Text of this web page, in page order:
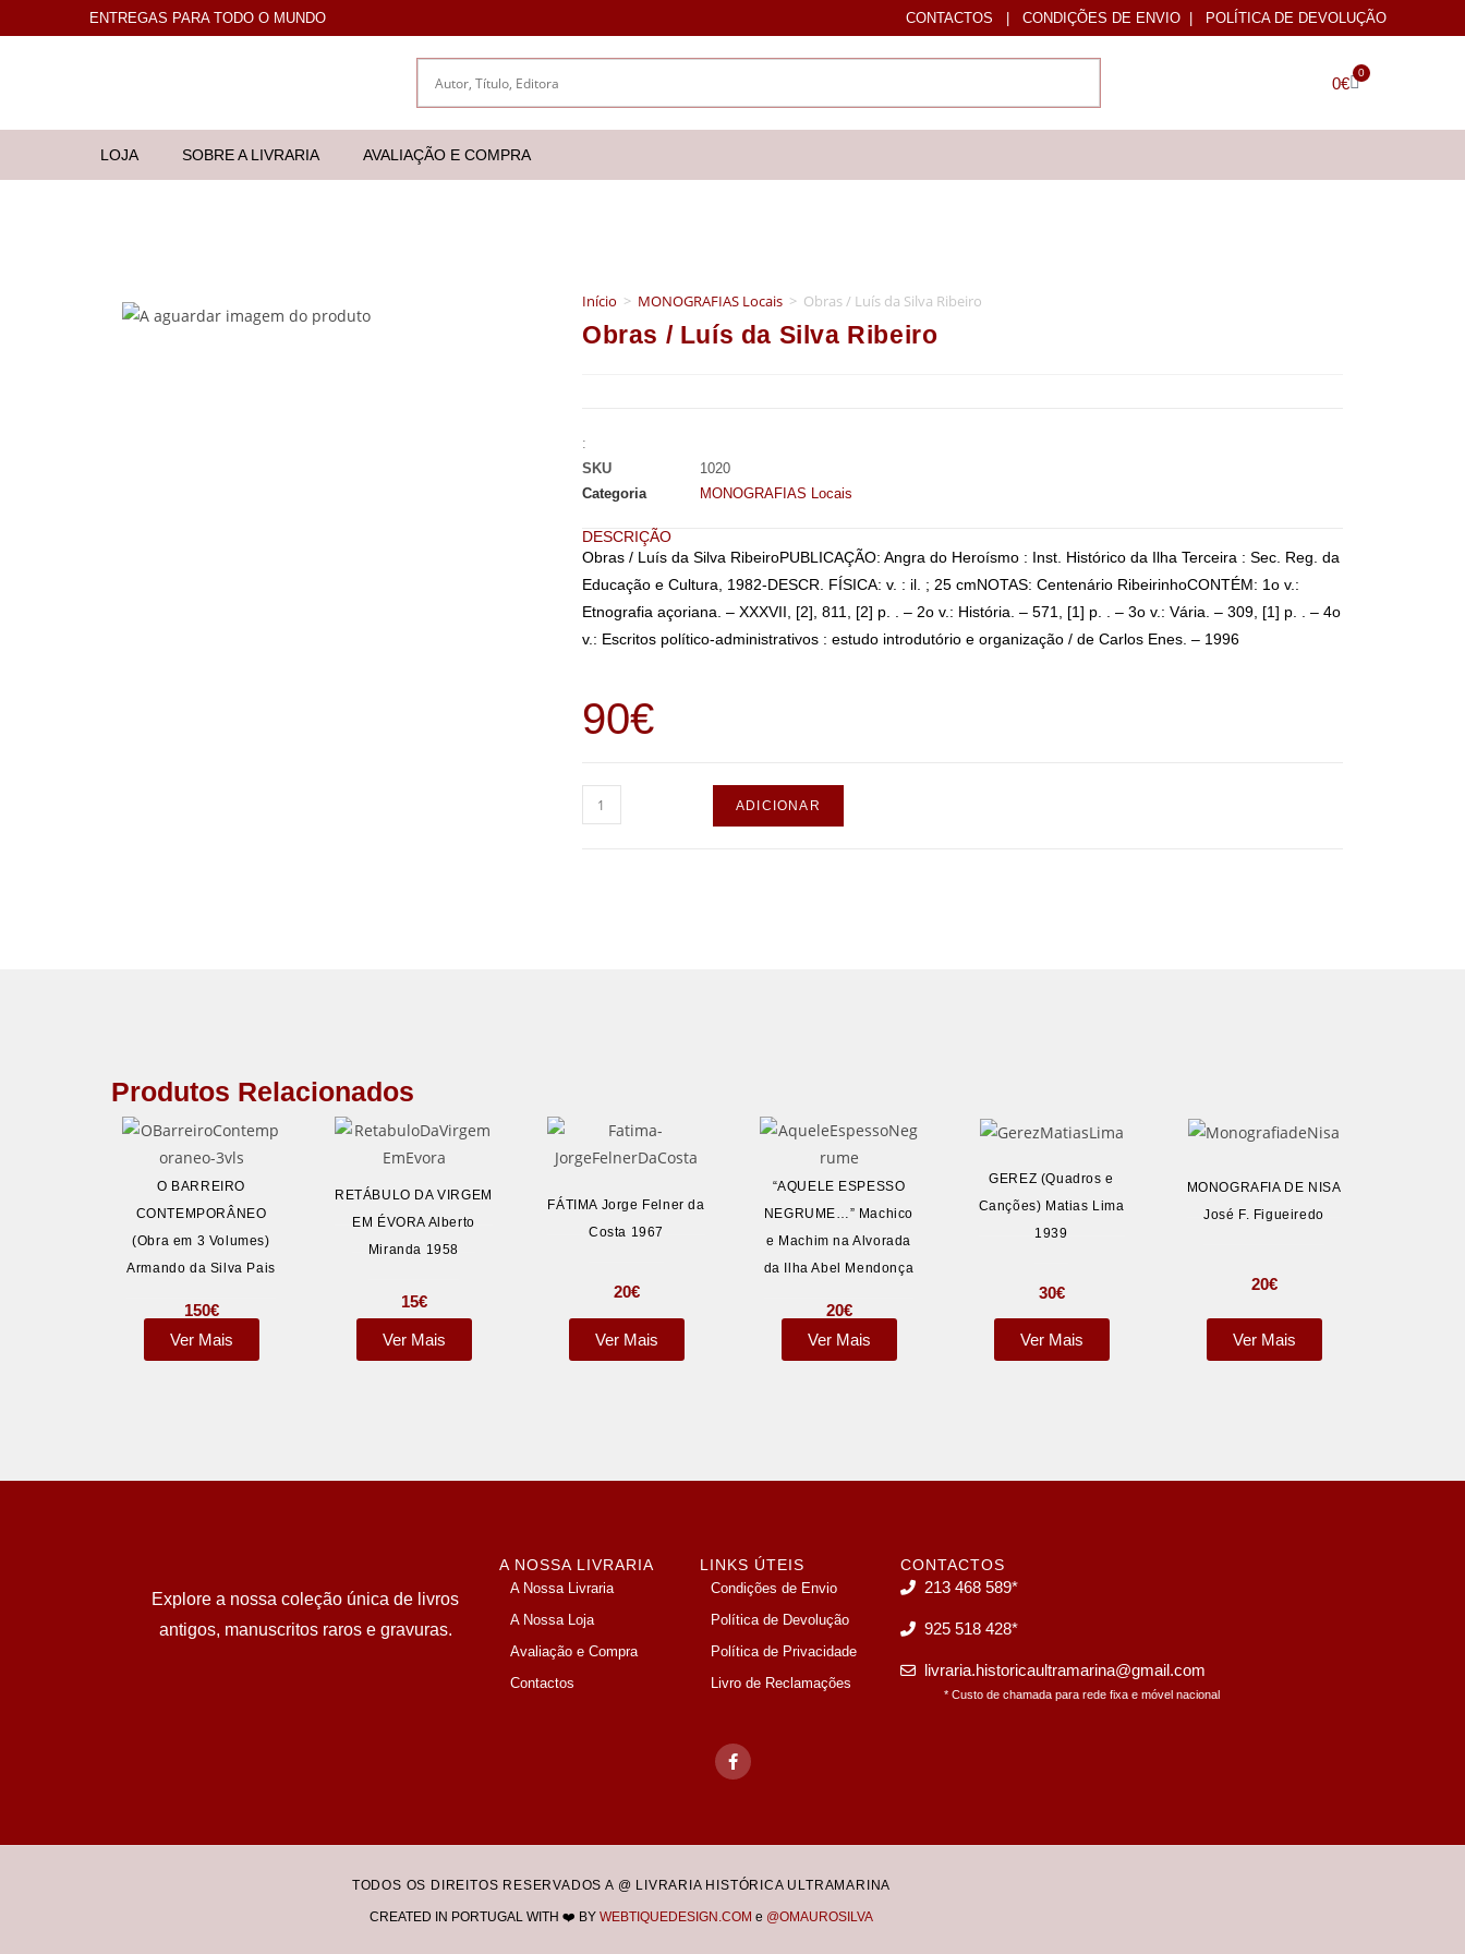
ENTREGAS PARA TODO O MUNDO CONTACTOS | CONDIÇÕES DE ENVIO | POLÍTICA DE DEVOLUÇÃO
0€
0
LOJA SOBRE A LIVRARIA AVALIAÇÃO E COMPRA
Início > MONOGRAFIAS Locais > Obras / Luís da Silva Ribeiro
Obras / Luís da Silva Ribeiro
:
SKU
1020
Categoria
MONOGRAFIAS Locais
DESCRIÇÃO
Obras / Luís da Silva RibeiroPUBLICAÇÃO: Angra do Heroísmo : Inst. Histórico da Ilha Terceira : Sec. Reg. da
Educação e Cultura, 1982-DESCR. FÍSICA: v. : il. ; 25 cmNOTAS: Centenário RibeirinhoCONTÉM: 1o v.:
Etnografia açoriana. – XXXVII, [2], 811, [2] p. . – 2o v.: História. – 571, [1] p. . – 3o v.: Vária. – 309, [1] p. . – 4o
v.: Escritos político-administrativos : estudo introdutório e organização / de Carlos Enes. – 1996
90€
ADICIONAR
Produtos Relacionados
O BARREIRO
CONTEMPORÂNEO
(Obra em 3 Volumes)
Armando da Silva Pais
150€
Ver Mais
RETÁBULO DA VIRGEM
EM ÉVORA Alberto
Miranda 1958
15€
Ver Mais
FÁTIMA Jorge Felner da
Costa 1967
20€
Ver Mais
“AQUELE ESPESSO
NEGRUME…” Machico
e Machim na Alvorada
da Ilha Abel Mendonça
20€
Ver Mais
GEREZ (Quadros e
Canções) Matias Lima
1939
30€
Ver Mais
MONOGRAFIA DE NISA
José F. Figueiredo
20€
Ver Mais
Explore a nossa coleção única de livros
antigos, manuscritos raros e gravuras.
A NOSSA LIVRARIA
A Nossa Livraria
A Nossa Loja
Avaliação e Compra
Contactos
LINKS ÚTEIS
Condições de Envio
Política de Devolução
Política de Privacidade
Livro de Reclamações
CONTACTOS
213 468 589*
925 518 428*
livraria.historicaultramarina@gmail.com
* Custo de chamada para rede fixa e móvel nacional
TODOS OS DIREITOS RESERVADOS A @ LIVRARIA HISTÓRICA ULTRAMARINA
CREATED IN PORTUGAL WITH ❤️ BY WEBTIQUEDESIGN.COM e @OMAUROSILVA